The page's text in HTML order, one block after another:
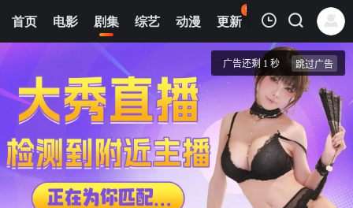
首页 电影 剧集 综艺 动漫 更新
99
热榜 APP
我的观影记录
第01集
不可遗忘 第五季
清空